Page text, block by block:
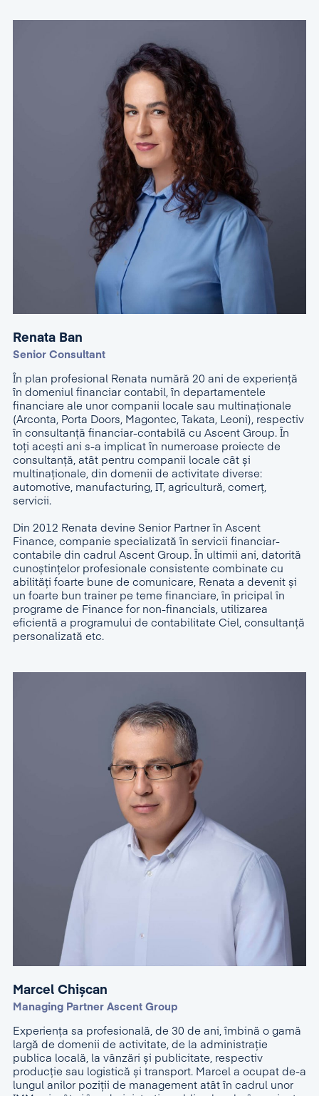
Renata Ban
Senior Consultant
În plan profesional Renata numără 20 ani de experienţă
în domeniul financiar contabil, în departamentele
financiare ale unor companii locale sau multinaționale
(Arconta, Porta Doors, Magontec, Takata, Leoni), respectiv
în consultanță financiar-contabilă cu Ascent Group. În
toți acești ani s-a implicat în numeroase proiecte de
consultanță, atât pentru companii locale cât și
multinaționale, din domenii de activitate diverse:
automotive, manufacturing, IT, agricultură, comerț,
servicii.
Din 2012 Renata devine Senior Partner în Ascent
Finance, companie specializată în servicii financiar-
contabile din cadrul Ascent Group. În ultimii ani, datorită
cunoștințelor profesionale consistente combinate cu
abilități foarte bune de comunicare, Renata a devenit și
un foarte bun trainer pe teme financiare, în pricipal în
programe de Finance for non-financials, utilizarea
eficientă a programului de contabilitate Ciel, consultanță
personalizată etc.
Marcel Chișcan
Managing Partner Ascent Group
Experiența sa profesională, de 30 de ani, îmbină o gamă
largă de domenii de activitate, de la administraţie
publica locală, la vânzări și publicitate, respectiv
producție sau logistică și transport. Marcel a ocupat de-a
lungul anilor poziţii de management atât în cadrul unor